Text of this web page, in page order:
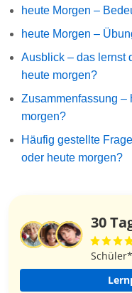
heute Morgen –
heute Morgen –
Ausblick – das lernst
heute morgen?
Zusammenfassung –
morgen?
Häufig gestellte
oder heute morgen?
30